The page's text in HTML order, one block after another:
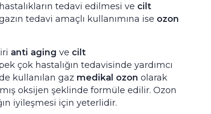
tedavi edilmesi ve cilt
tedavi amaçlı kullanımına ise ozon
anti aging ve cilt
çok hastalığın tedavisinde yardımcı
kullanılan gaz medikal ozonolarak
oksijen şeklinde formüle edilir. Ozon
iyileşmesi için yeterlidir.